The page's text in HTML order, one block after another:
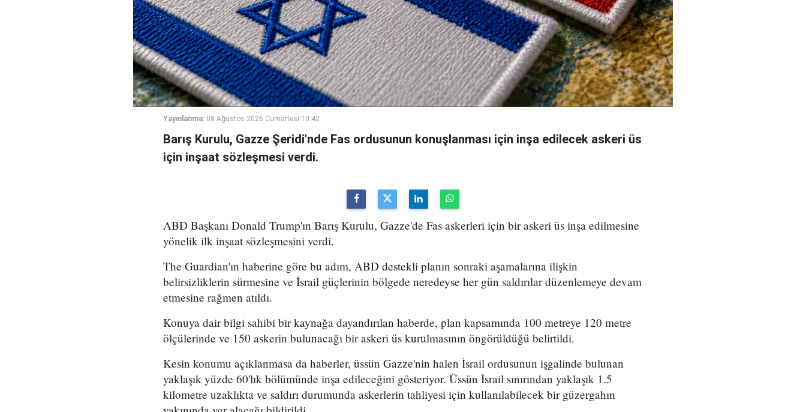
Yayınlanma: 08 Ağustos 2026 Cumartesi 10:42
Barış Kurulu, Gazze Şeridi'nde Fas ordusunun konuşlanması için inşa edilecek askeri üs
için inşaat sözleşmesi verdi.
ABD Başkanı Donald Trump'ın Barış Kurulu, Gazze'de Fas askerleri için bir askeri üs inşa edilmesine
yönelik ilk inşaat sözleşmesini verdi.
The Guardian'ın haberine göre bu adım, ABD destekli planın sonraki aşamalarına ilişkin
belirsizliklerin sürmesine ve İsrail güçlerinin bölgede neredeyse her gün saldırılar düzenlemeye devam
etmesine rağmen atıldı.
Konuya dair bilgi sahibi bir kaynağa dayandırılan haberde, plan kapsamında 100 metreye 120 metre
ölçülerinde ve 150 askerin bulunacağı bir askeri üs kurulmasının öngörüldüğü belirtildi.
Kesin konumu açıklanmasa da haberler, üssün Gazze'nin halen İsrail ordusunun işgalinde bulunan
yaklaşık yüzde 60'lık bölümünde inşa edileceğini gösteriyor. Üssün İsrail sınırından yaklaşık 1.5
kilometre uzaklıkta ve saldırı durumunda askerlerin tahliyesi için kullanılabilecek bir güzergahın